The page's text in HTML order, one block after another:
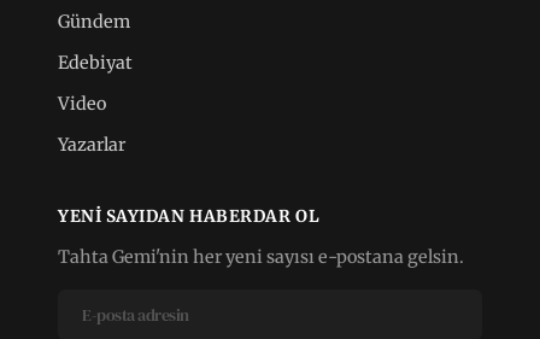
Gündem
Edebiyat
Video
Yazarlar
YENI SAYIDAN HABERDAR OL
Tahta Gemi'nin her yeni sayısı e-postana gelsin.